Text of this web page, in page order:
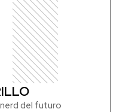
del futuro